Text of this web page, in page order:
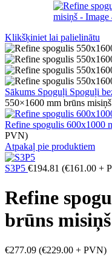
Klikšķiniet lai palielinātu
Sākums Spoguļi Spoguļi
550×1600 mm brūns misiņš
Refine spogulis 600x1000
PVN)
Atpakaļ pie produktiem
S3P5 €194.81 (€161.00 +
Refine
brūns misiņš
€277.09 (€229.00 + PVN)